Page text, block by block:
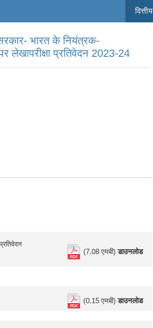
वित्तीय
सरकार- भारत के नियंत्रक-
लेखापरीक्षा प्रतिवेदन 2023-24
(7.08 एमबी)डाउनलोड
(0.15 एमबी)डाउनलोड